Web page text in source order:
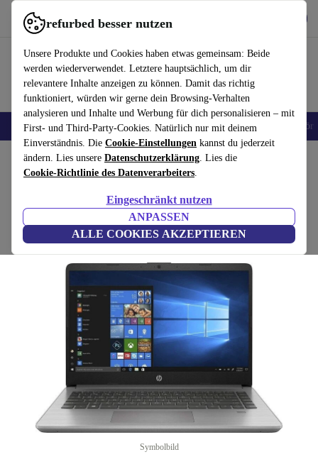
refurbed besser nutzen
Unsere Produkte und Cookies haben etwas gemeinsam: Beide
werden wiederverwendet. Letztere hauptsächlich, um dir
relevantere Inhalte anzeigen zu können. Damit das richtig
funktioniert, würden wir gerne dein Browsing-Verhalten
analysieren und Inhalte und Werbung für dich personalisieren – mit
First- und Third-Party-Cookies. Natürlich nur mit deinem
Einverständnis. Die Cookie-Einstellungen kannst du jederzeit
ändern. Lies unsere Datenschutzerklärung. Lies die
Cookie-Richtlinie des Datenverarbeiters.
Eingeschränkt nutzen
ANPASSEN
ALLE COOKIES AKZEPTIEREN
refurbed schnell und einfach nutzen
🎒 Back to school Handys Laptops Tablets Smartwatches Zubehör
Home Produkte Laptops HP Laptops
HP 340s G7 | i5-1035G1 | 14"
8 GB | 256 GB SSD | FHD | Win 11 Home | DE
(Bewertungen werden gesammelt)
Symbolbild